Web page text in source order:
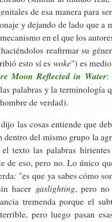
de esa manera para
y dejando de lado que a
en el que los
reafirmar su
esto sí es woke") es
Moon Reflected in Water:
palabras y la terminología
de verdad).
las cosas entiende que
dentro del mismo grupo la
texto las palabras hirientes
de eso, pero no. Lo único
"es que ya sabes cómo
hacer gaslighting, pero
tremenda porque el
pero luego pasan